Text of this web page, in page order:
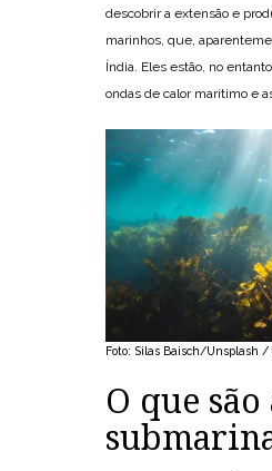
descobrir a extensão e
marinhos, que,
Índia. Eles estão, no
ondas de calor marítimo e
Foto: Silas Baisch/Unsplash /
O que